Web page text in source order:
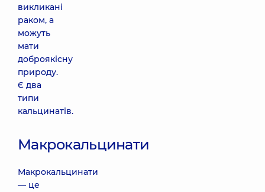
викликані
раком, а
можуть
мати
доброякісну
природу.
Є два
типи
кальцинатів.
Макрокальцинати
Макрокальцинати
— це